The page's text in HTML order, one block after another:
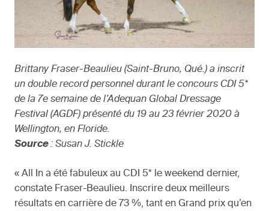
Brittany Fraser-Beaulieu (Saint-Bruno, Qué.) a inscrit
un double record personnel durant le concours CDI 5*
de la 7e semaine de l’Adequan Global Dressage
Festival (AGDF) présenté du 19 au 23 février 2020 à
Wellington, en Floride.
Source: Susan J. Stickle
« All In a été fabuleux au CDI 5* le weekend dernier,
constate Fraser-Beaulieu. Inscrire deux meilleurs
résultats en carrière de 73 %, tant en Grand prix qu’en